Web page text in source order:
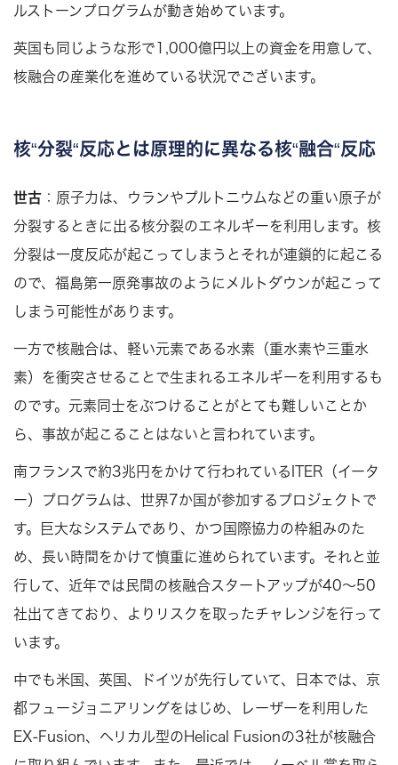
ルストーンプログラムが動き始めています。
英国も同じような形で1,000億円以上の資金を用意して、
核融合の産業化を進めている状況でございます。
核“分裂“反応とは原理的に異なる核“融合“反応
世古 ：原子力は、ウランやプルトニウムなどの重い原子が
分裂するときに出る核分裂のエネルギーを利用します。核
分裂は一度反応が起こってしまうとそれが連鎖的に起こる
ので、福島第一原発事故のようにメルトダウンが起こって
しまう可能性があります。
一方で核融合は、軽い元素である水素（重水素や三重水
素）を衝突させることで生まれるエネルギーを利用するも
のです。元素同士をぶつけることがとても難しいことか
ら、事故が起こることはないと言われています。
南フランスで約3兆円をかけて行われているITER（イータ
ー）プログラムは、世界7か国が参加するプロジェクトで
す。巨大なシステムであり、かつ国際協力の枠組みのた
め、長い時間をかけて慎重に進められています。それと並
行して、近年では民間の核融合スタートアップが40〜50
社出てきており、よりリスクを取ったチャレンジを行って
います。
中でも米国、英国、ドイツが先行していて、日本では、京
都フュージョニアリングをはじめ、レーザーを利用した
EX‐Fusion、ヘリカル型のHelical Fusionの3社が核融合